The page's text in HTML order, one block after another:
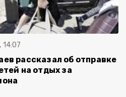
14:07
рассказал об отправке
на отдых за